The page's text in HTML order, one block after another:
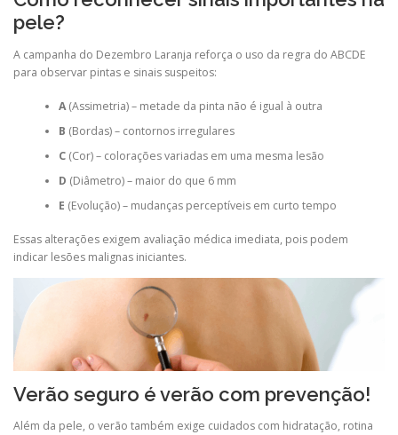
pele?
A campanha do Dezembro Laranja reforça o uso da regra do ABCDE
para observar pintas e sinais suspeitos:
A(Assimetria) – metade da pinta não é igual à outra
B (Bordas) – contornos irregulares
C(Cor) – colorações variadas em uma mesma lesão
D (Diâmetro) – maior do que 6 mm
E (Evolução) – mudanças perceptíveis em curto tempo
Essas alterações exigem avaliação médica imediata, pois podem
indicar lesões malignas iniciantes.
Verão seguro é verão com prevenção!
Além da pele, o verão também exige cuidados com hidratação, rotina